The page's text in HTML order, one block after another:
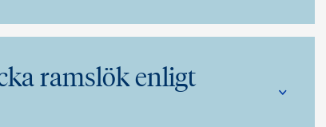
ramslök enligt